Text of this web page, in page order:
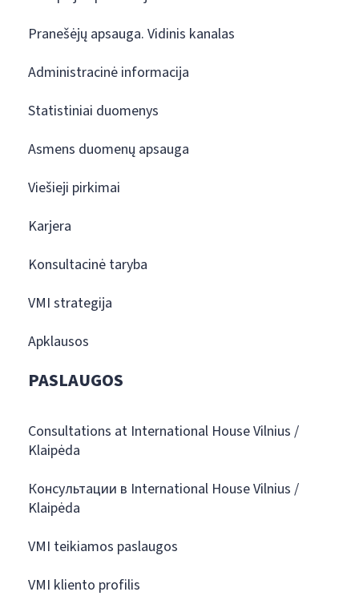
Pranešėjų apsauga. Vidinis kanalas
Administracinė informacija
Statistiniai duomenys
Asmens duomenų apsauga
Viešieji pirkimai
Karjera
Konsultacinė taryba
VMI strategija
Apklausos
PASLAUGOS
Consultations at International House Vilnius /
Klaipėda
Консультации в International House Vilnius /
Klaipėda
VMI teikiamos paslaugos
VMI kliento profilis